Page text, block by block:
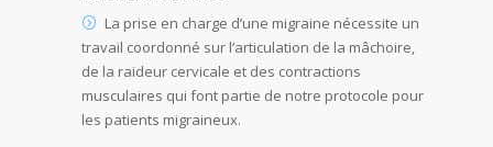
La prise en charge d’une migraine nécessite un
travail coordonné sur l’articulation de la mâchoire,
de la raideur cervicale et des contractions
musculaires qui font partie de notre protocole pour
les patients migraineux.